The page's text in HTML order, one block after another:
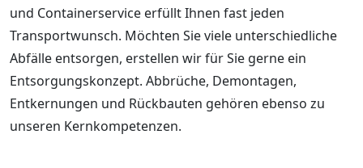
und Containerservice erfüllt Ihnen fast jeden
Transportwunsch. Möchten Sie viele unterschiedliche
Abfälle entsorgen, erstellen wir für Sie gerne ein
Entsorgungskonzept. Abbrüche, Demontagen,
Entkernungen und Rückbauten gehören ebenso zu
unseren Kernkompetenzen.